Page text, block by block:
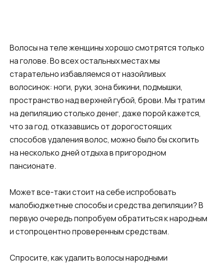
Волосы на теле женщины хорошо смотрятся только
на голове. Во всех остальных местах мы
старательно избавляемся от назойливых
волосинок: ноги, руки, зона бикини, подмышки,
пространство над верхней губой, брови. Мы тратим
на депиляцию столько денег, даже порой кажется,
что за год, отказавшись от дорогостоящих
способов удаления волос, можно было бы скопить
на несколько дней отдыха в пригородном
пансионате.
Может все-таки стоит на себе испробовать
малобюджетные способы и средства депиляции? В
первую очередь попробуем обратиться к народным
и стопроцентно проверенным средствам.
Спросите, как удалить волосы народными